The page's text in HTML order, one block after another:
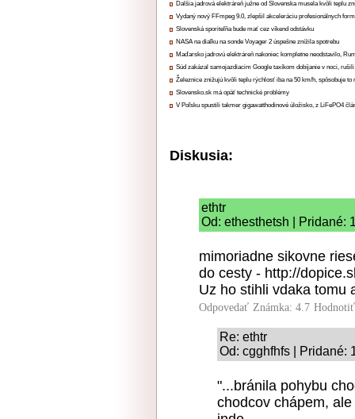
Ďalšia jadrová elektráreň južne od Slovenska musela kvôli teplu
Vydaný nový FFmpeg 9.0, zlepšil akceleráciu profesionálnych
Slovenská sporiteľňa bude mať cez víkend odstávku
NASA na diaľku na sonde Voyager 2 úspešne znížila spotrebu
Maďarsko jadrovú elektráreň nakoniec kompletne neodstavilo,
Súd zakázal samojazdiacim Google taxíkom dobíjanie v noci,
Železnice znižujú kvôli teplu rýchlosť iba na 50 km/h, spôsobuje to
Slovensko.sk má opäť technické problémy
V Poľsku spustili takmer gigawatthodinové úložisko, z LiFePO4
Diskusia:
ethtr
Od: ethesthetsh | Pridané:
mimoriadne sikovne
do cesty - http://
Uz ho stihli vdaka tomu
Odpovedať Známka: 4.7
Re: ethtr
Od: cgghfhfs | Pridané:
"...bránila pohybu
chodcov chápem,